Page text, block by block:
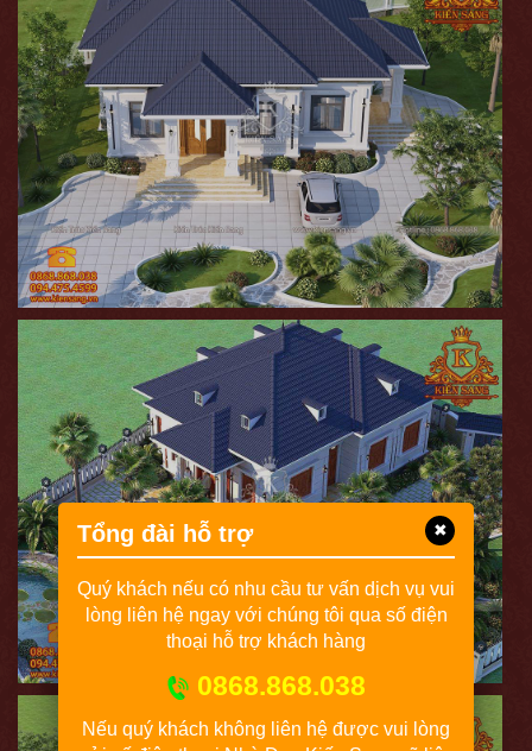
Tổng đài hỗ trợ ✖
Quý khách nếu có nhu cầu tư vấn dịch vụ vui
lòng liên hệ ngay với chúng tôi qua số điện
thoại hỗ trợ khách hàng
0868.868.038
Nếu quý khách không liên hệ được vui lòng